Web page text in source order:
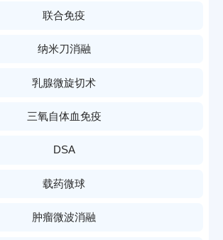
联合免疫
纳米刀消融
乳腺微旋切术
三氧自体血免疫
DSA
载药微球
肿瘤微波消融